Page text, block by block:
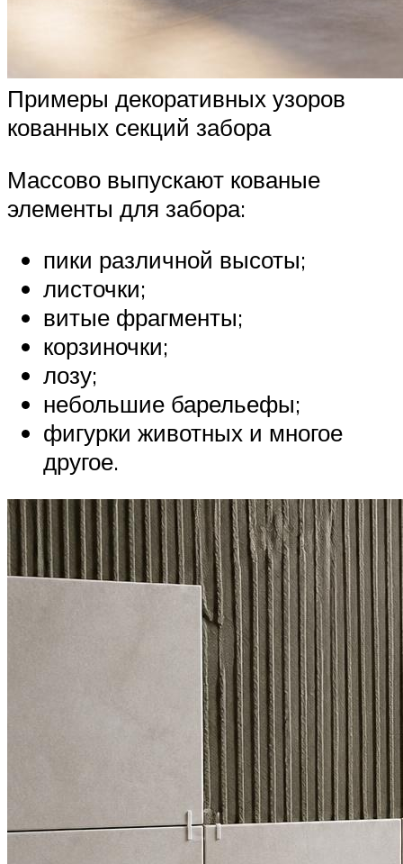
Примеры декоративных узоров
кованных секций забора
Массово выпускают кованые
элементы для забора:
пики различной высоты;
листочки;
витые фрагменты;
корзиночки;
лозу;
небольшие барельефы;
фигурки животных и многое
другое.